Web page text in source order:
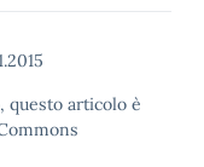
questo articolo è